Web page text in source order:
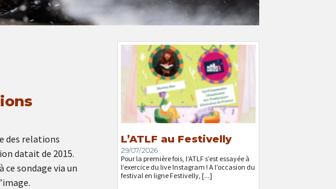
des relations
datait de 2015.
ce sondage via un
L’ATLF au Festivelly
29/07/2026
Pour la première fois, l’ATLF s’est essayée à
l’exercice du live Instagram ! A l’occasion du
festival en ligne Festivelly, [...]